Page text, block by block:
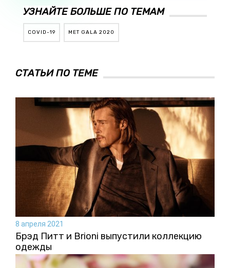
УЗНАЙТЕ БОЛЬШЕ ПО ТЕМАМ
COVID-19 MET GALA 2020
СТАТЬИ ПО ТЕМЕ
8 апреля 2021
Брэд Питт и Brioni выпустили коллекцию
одежды